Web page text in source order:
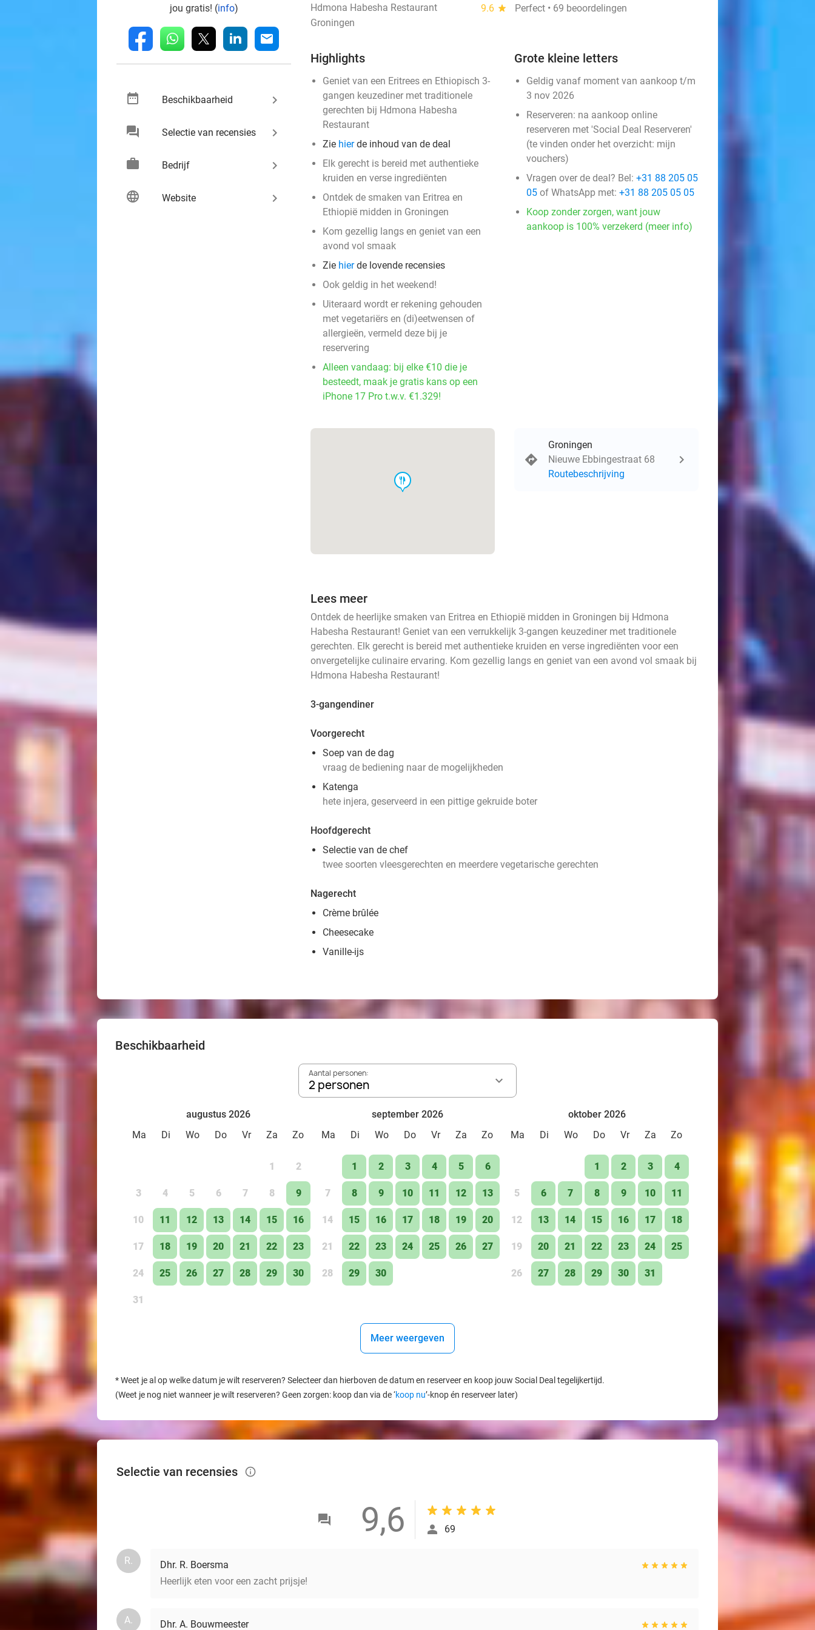
jou gratis! (info)
fb whatsapp linkedin mail
date_range Beschikbaarheid keyboard_arrow_right
chat Selectie van recensies keyboard_arrow_right
work Bedrijf keyboard_arrow_right
language Website keyboard_arrow_right
Hdmona Habesha Restaurant 9.6 star
Perfect • 69 beoordelingen
Groningen
Highlights
Geniet van een Eritrees en Ethiopisch 3-
gangen keuzediner met traditionele
gerechten bij Hdmona Habesha
Restaurant
Zie hierde inhoud van de deal
Elk gerecht is bereid met authentieke
kruiden en verse ingrediënten
Ontdek de smaken van Eritrea en
Ethiopië midden in Groningen
Kom gezellig langs en geniet van een
avond vol smaak
Zie hierde lovende recensies
Ook geldig in het weekend!
Uiteraard wordt er rekening gehouden
met vegetariërs en (di)eetwensen of
allergieën, vermeld deze bij je
reservering
Alleen vandaag: bij elke €10 die je
besteedt, maak je gratis kans op een
iPhone 17 Pro t.w.v. €1.329!
Grote kleine letters
Geldig vanaf moment van aankoop t/m
3 nov 2026
Reserveren: na aankoop online
reserveren met 'Social Deal Reserveren'
(te vinden onder het overzicht: mijn
vouchers)
Vragen over de deal? Bel: +31 88 205 05
05 of WhatsApp met: +31 88 205 05 05
Koop zonder zorgen, want jouw
aankoop is 100% verzekerd (meer info)
food
Groningen
Nieuwe Ebbingestraat 68
Routebeschrijving
Lees meer
Ontdek de heerlijke smaken van Eritrea en Ethiopië midden in Groningen bij Hdmona
Habesha Restaurant! Geniet van een verrukkelijk 3-gangen keuzediner met traditionele
gerechten. Elk gerecht is bereid met authentieke kruiden en verse ingrediënten voor een
onvergetelijke culinaire ervaring. Kom gezellig langs en geniet van een avond vol smaak bij
Hdmona Habesha Restaurant!
3-gangendiner
Voorgerecht
Soep van de dag
vraag de bediening naar de mogelijkheden
Katenga
hete injera, geserveerd in een pittige gekruide boter
Hoofdgerecht
Selectie van de chef
twee soorten vleesgerechten en meerdere vegetarische gerechten
Nagerecht
Crème brûlée
Cheesecake
Vanille-ijs
Beschikbaarheid
Aantal personen:
2 personen
augustus 2026
Ma
Di Wo Do Vr Za Zo
1 2
3 4 5 6 7 8 9
10 11 12 13 14 15 16
17 18 19 20 21 22 23
24 25 26 27 28 29 30
31
september 2026
Ma
Di Wo Do Vr Za Zo
1 2 3 4 5 6
7 8 9 10 11 12 13
14 15 16 17 18 19 20
21 22 23 24 25 26 27
28 29 30
oktober 2026
Ma
Di Wo Do Vr Za Zo
1 2 3 4
5 6 7 8 9 10 11
12 13 14 15 16 17 18
19 20 21 22 23 24 25
26 27 28 29 30 31
Meer weergeven
*Weet je al op welke datum je wilt reserveren? Selecteer dan hierboven de datum en reserveer en koop jouw Social Deal tegelijkertijd.
(Weet je nog niet wanneer je wilt reserveren? Geen zorgen: koop dan via de ‘koop nu’-knop én reserveer later)
Selectie van recensies info_outlined
9,6 69
R.
Dhr. R. Boersma
Heerlijk eten voor een zacht prijsje!
A. Dhr. A. Bouwmeester